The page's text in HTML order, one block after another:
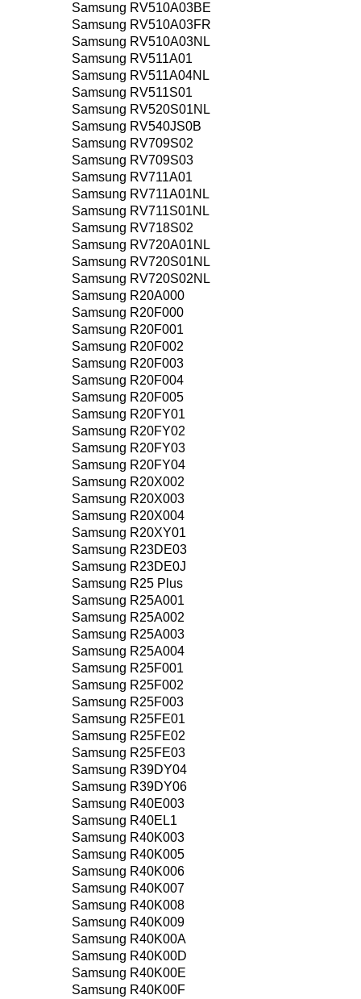
Samsung RV510A03BE
Samsung RV510A03FR
Samsung RV510A03NL
Samsung RV511A01
Samsung RV511A04NL
Samsung RV511S01
Samsung RV520S01NL
Samsung RV540JS0B
Samsung RV709S02
Samsung RV709S03
Samsung RV711A01
Samsung RV711A01NL
Samsung RV711S01NL
Samsung RV718S02
Samsung RV720A01NL
Samsung RV720S01NL
Samsung RV720S02NL
Samsung R20A000
Samsung R20F000
Samsung R20F001
Samsung R20F002
Samsung R20F003
Samsung R20F004
Samsung R20F005
Samsung R20FY01
Samsung R20FY02
Samsung R20FY03
Samsung R20FY04
Samsung R20X002
Samsung R20X003
Samsung R20X004
Samsung R20XY01
Samsung R23DE03
Samsung R23DE0J
Samsung R25 Plus
Samsung R25A001
Samsung R25A002
Samsung R25A003
Samsung R25A004
Samsung R25F001
Samsung R25F002
Samsung R25F003
Samsung R25FE01
Samsung R25FE02
Samsung R25FE03
Samsung R39DY04
Samsung R39DY06
Samsung R40E003
Samsung R40EL1
Samsung R40K003
Samsung R40K005
Samsung R40K006
Samsung R40K007
Samsung R40K008
Samsung R40K009
Samsung R40K00A
Samsung R40K00D
Samsung R40K00E
Samsung R40K00F